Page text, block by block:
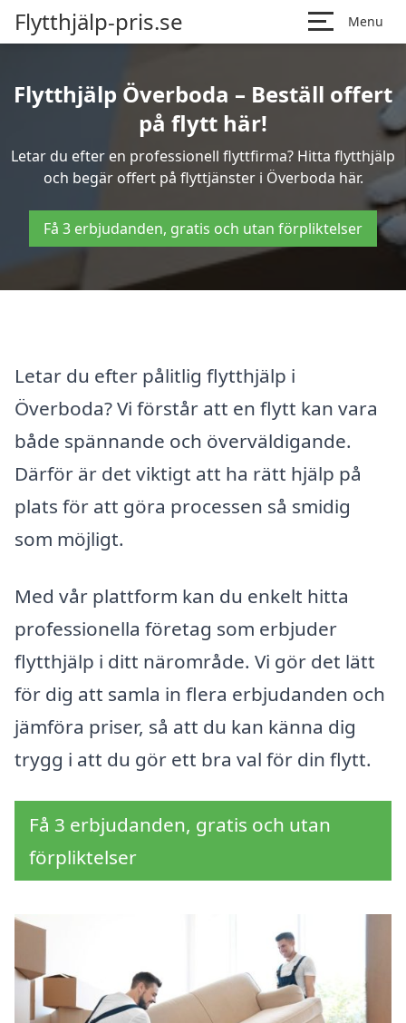
Flytthjälp-pris.se Menu
Flytthjälp Överboda – Beställ offert
på flytt här!
Letar du efter en professionell flyttfirma? Hitta flytthjälp
och begär offert på flyttjänster i Överboda här.
Få 3 erbjudanden, gratis och utan förpliktelser
Letar du efter pålitlig flytthjälp i
Överboda? Vi förstår att en flytt kan vara
både spännande och överväldigande.
Därför är det viktigt att ha rätt hjälp på
plats för att göra processen så smidig
som möjligt.
Med vår plattform kan du enkelt hitta
professionella företag som erbjuder
flytthjälp i ditt närområde. Vi gör det lätt
för dig att samla in flera erbjudanden och
jämföra priser, så att du kan känna dig
trygg i att du gör ett bra val för din flytt.
Få 3 erbjudanden, gratis och utan
förpliktelser